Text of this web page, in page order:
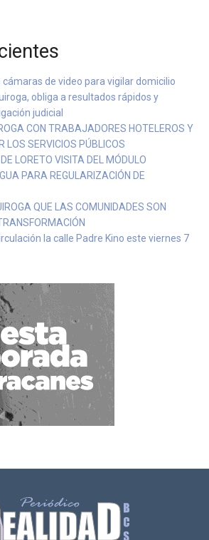
cámaras de video para vigilar domicilio
obliga a resultados rápidos y
judicial
CON TRABAJADORES HOTELEROS Y
LOS SERVICIOS PÚBLICOS
LORETO VISITA DEL MÓDULO
PARA REGULARIZACIÓN DE
QUE LAS COMUNIDADES SON
la calle Padre Kino este viernes 7